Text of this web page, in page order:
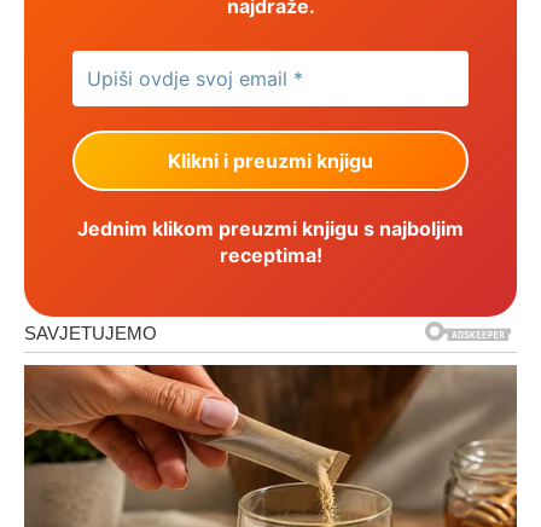
najdraže.
Jednim klikom preuzmi knjigu s najboljim
receptima!